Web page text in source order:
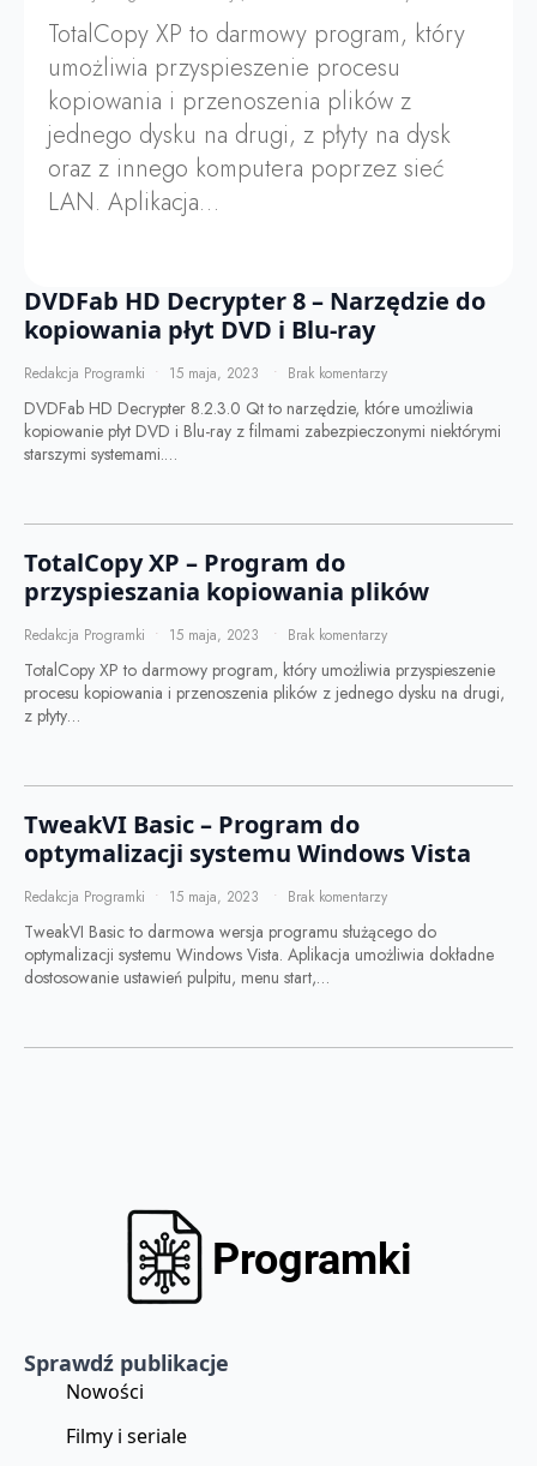
TotalCopy XP to darmowy program, który
umożliwia przyspieszenie procesu
kopiowania i przenoszenia plików z
jednego dysku na drugi, z płyty na dysk
oraz z innego komputera poprzez sieć
LAN. Aplikacja…
DVDFab HD Decrypter 8 – Narzędzie do
kopiowania płyt DVD i Blu-ray
Redakcja Programki 15 maja, 2023 Brak komentarzy
DVDFab HD Decrypter 8.2.3.0 Qt to narzędzie, które umożliwia
kopiowanie płyt DVD i Blu-ray z filmami zabezpieczonymi niektórymi
starszymi systemami.…
TotalCopy XP – Program do
przyspieszania kopiowania plików
Redakcja Programki 15 maja, 2023 Brak komentarzy
TotalCopy XP to darmowy program, który umożliwia przyspieszenie
procesu kopiowania i przenoszenia plików z jednego dysku na drugi,
z płyty…
TweakVI Basic – Program do
optymalizacji systemu Windows Vista
Redakcja Programki 15 maja, 2023 Brak komentarzy
TweakVI Basic to darmowa wersja programu służącego do
optymalizacji systemu Windows Vista. Aplikacja umożliwia dokładne
dostosowanie ustawień pulpitu, menu start,…
Sprawdź publikacje
Nowości
Filmy i seriale